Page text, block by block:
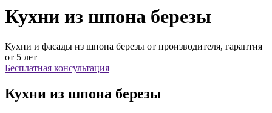
Кухни из шпона березы
Кухни и фасады из шпона березы от производителя, гарантия
от 5 лет
Бесплатная консультация
Кухни из шпона березы